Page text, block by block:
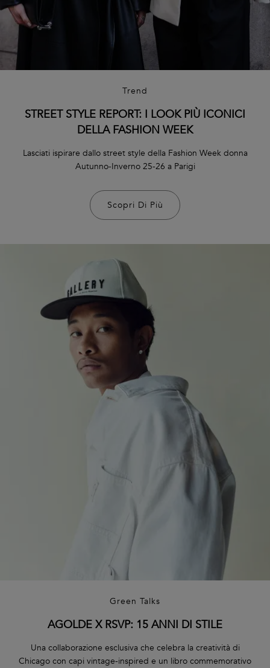
Trend
STREET STYLE REPORT: I LOOK PIÙ ICONICI
DELLA FASHION WEEK
Lasciati ispirare dallo street style della Fashion Week donna
Autunno-Inverno 25-26 a Parigi
Scopri Di Più
Green Talks
AGOLDE X RSVP: 15 ANNI DI STILE
Una collaborazione esclusiva che celebra la creatività di
Chicago con capi vintage-inspired e un libro commemorativo